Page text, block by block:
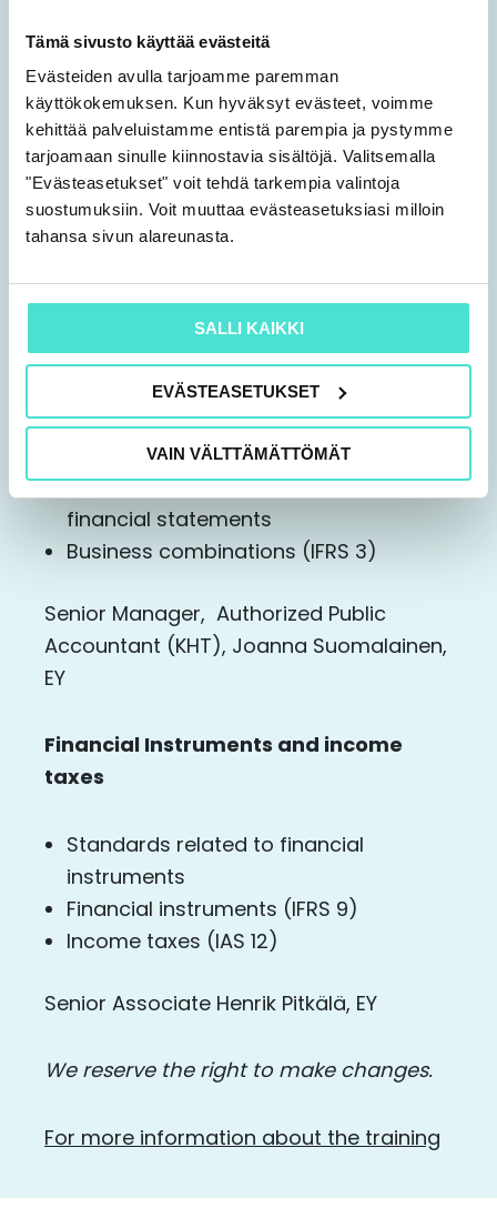
Tämä sivusto käyttää evästeitä
Evästeiden avulla tarjoamme paremman
käyttökokemuksen. Kun hyväksyt evästeet, voimme
kehittää palveluistamme entistä parempia ja pystymme
tarjoamaan sinulle kiinnostavia sisältöjä. Valitsemalla
"Evästeasetukset" voit tehdä tarkempia valintoja
suostumuksiin. Voit muuttaa evästeasetuksiasi milloin
tahansa sivun alareunasta.
SALLI KAIKKI
EVÄSTEASETUKSET
VAIN VÄLTTÄMÄTTÖMÄT
Salmi, KPMG Oy Ab
Revenue from contracts with
customers (IFRS 15)
The five-step model
Senior Manager, Authorized Public
Accountant (KHT), Joanna Suomalainen,
EY
Consolidated financial statements
Standards related to consolidated
financial statements
Business combinations (IFRS 3)
Senior Manager, Authorized Public
Accountant (KHT), Joanna Suomalainen,
EY
Financial Instruments and income
taxes
Standards related to financial
instruments
Financial instruments (IFRS 9)
Income taxes (IAS 12)
Senior Associate Henrik Pitkälä, EY
We reserve the right to make changes.
For more information about the training